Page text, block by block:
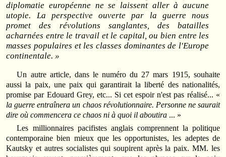
diplomatie européenne ne se laissent aller à aucune
utopie. La perspective ouverte par la guerre nous
promet des révolutions sanglantes, des batailles
acharnées entre le travail et le capital, ou bien entre les
masses populaires et les classes dominantes de l'Europe
continentale. »
Un autre article, dans le numéro du 27 mars 1915, souhaite
aussi la paix, une paix qui garantirait la liberté des nationalités,
promise par Edouard Grey, etc... Si cet espoir n'est pas réalisé... «
la guerre entraînera un chaos révolutionnaire. Personne ne saurait
dire où commencera ce chaos ni à quoi il aboutira ... »
Les millionnaires pacifistes anglais comprennent la politique
contemporaine bien mieux que les opportunistes, les adeptes de
Kautsky et autres socialistes qui soupirent après la paix. MM. les